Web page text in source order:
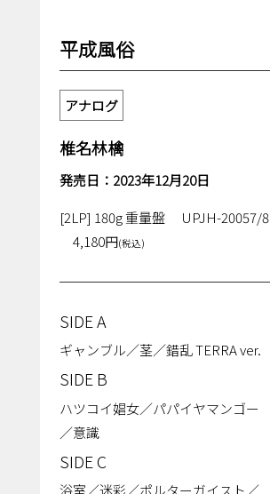
平成風俗
アナログ
椎名林檎
発売日：2023年12月20日
[2LP] 180g 重量盤
UPJH-20057/8
4,180円(税込)
SIDE A
ギャンブル／茎／錯乱 TERRA ver.
SIDE B
ハツコイ娼⼥／パパイヤマンゴー
／意識
SIDE C
浴室／迷彩／ポルターガイスト／